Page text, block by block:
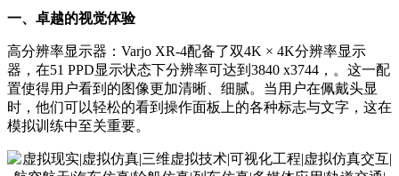
一、卓越的视觉体验
高分辨率显示器：Varjo XR-4配备了双4K × 4K分辨率显示
器，在51 PPD显示状态下分辨率可达到3840 x3744，。这一配
置使得用户看到的图像更加清晰、细腻。当用户在佩戴头显
时，他们可以轻松的看到操作面板上的各种标志与文字，这在
模拟训练中至关重要。